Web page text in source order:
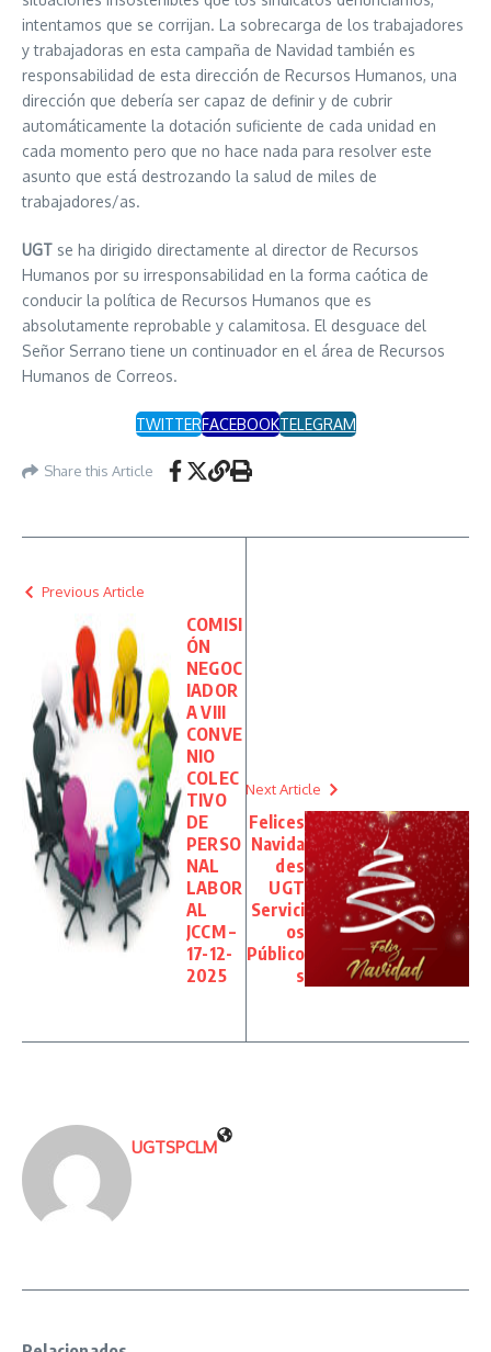
intentamos que se corrijan. La sobrecarga de los trabajadores
y trabajadoras en esta campaña de Navidad también es
responsabilidad de esta dirección de Recursos Humanos, una
dirección que debería ser capaz de definir y de cubrir
automáticamente la dotación suficiente de cada unidad en
cada momento pero que no hace nada para resolver este
asunto que está destrozando la salud de miles de
trabajadores/as.
UGT se ha dirigido directamente al director de Recursos
Humanos por su irresponsabilidad en la forma caótica de
conducir la política de Recursos Humanos que es
absolutamente reprobable y calamitosa. El desguace del
Señor Serrano tiene un continuador en el área de Recursos
Humanos de Correos.
TWITTERFACEBOOKTELEGRAM
Share this Article
Previous Article
COMISI
ÓN
NEGOC
IADOR
A VIII
CONVE
NIO
COLEC
TIVO
DE
PERSO
NAL
LABOR
AL
JCCM –
17-12-
2025
Next Article
Felices
Navida
des
UGT
Servici
os
Público
s
UGTSPCLM